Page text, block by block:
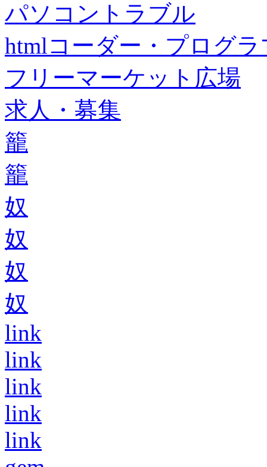
パソコントラブル
htmlコーダー・プログラ
フリーマーケット広場
求人・募集
籠
籠
奴
奴
奴
奴
link
link
link
link
link